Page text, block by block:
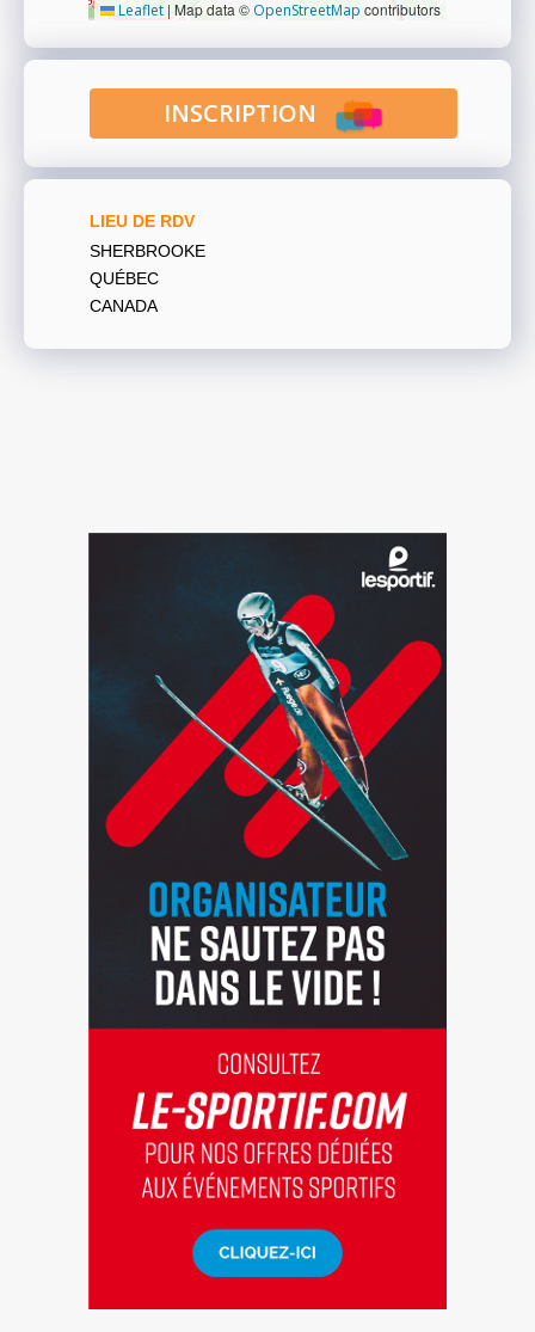
Leaflet | Map data © OpenStreetMap contributors
INSCRIPTION
LIEU DE RDV
SHERBROOKE
QUÉBEC
CANADA